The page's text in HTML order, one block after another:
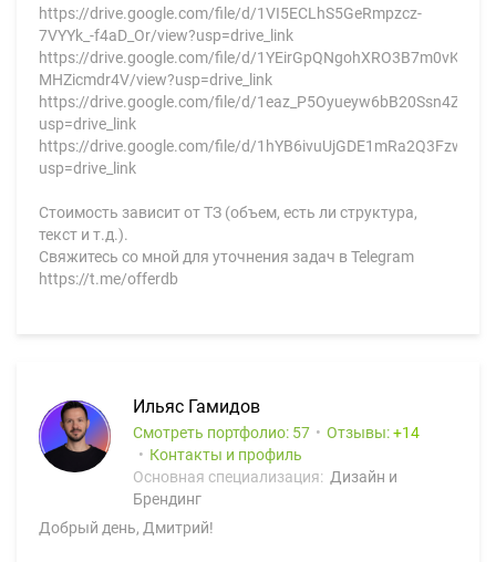
https://drive.google.com/file/d/1VI5ECLhS5GeRmpzcz-
7VYYk_-f4aD_Or/view?usp=drive_link
https://drive.google.com/file/d/1YEirGpQNgohXRO3B7m0vK-
MHZicmdr4V/view?usp=drive_link
https://drive.google.com/file/d/
usp=drive_link
https://drive.google.com/file/d/
usp=drive_link
Стоимость зависит от ТЗ (объем, есть ли структура,
текст и т.д.).
Свяжитесь со мной для уточнения задач в Telegram
https://t.me/offerdb
Ильяc Гамидов
Смотреть портфолио: 57 Отзывы:
14
Контакты и профиль
Основная специализация: Дизайн и
Брендинг
Добрый день, Дмитрий!